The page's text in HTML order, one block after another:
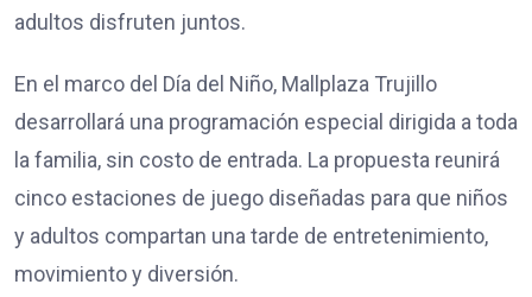
adultos disfruten juntos.
En el marco del Día del Niño, Mallplaza Trujillo
desarrollará una programación especial dirigida a toda
la familia, sin costo de entrada. La propuesta reunirá
cinco estaciones de juego diseñadas para que niños
y adultos compartan una tarde de entretenimiento,
movimiento y diversión.